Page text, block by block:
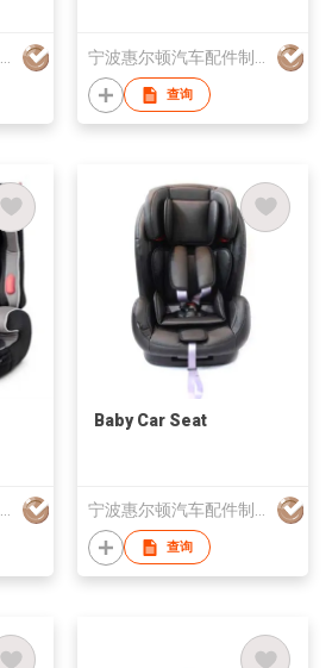
查询
宁波惠尔顿汽车配件制造有限公司
Baby Car Seat
宁波惠尔顿汽车配件制造有限公司
查询